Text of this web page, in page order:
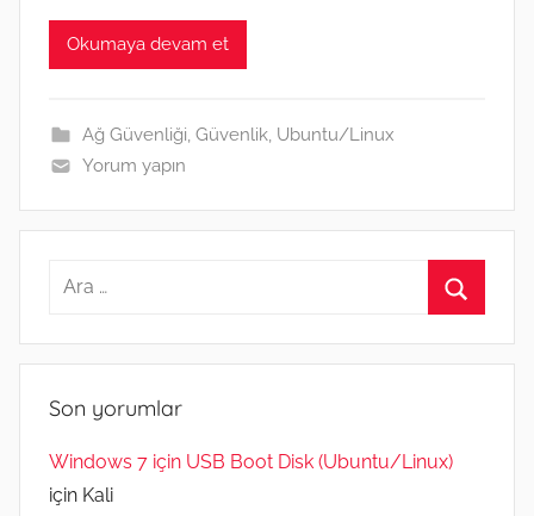
c
e
i
t
a
i
l
y
p
s
s
r
C
h
l
Okumaya devam et
Ağ Güvenliği, Güvenlik, Ubuntu/Linux
Yorum yapın
Arama:
Son yorumlar
Windows 7 için USB Boot Disk (Ubuntu/Linux)
için Kali